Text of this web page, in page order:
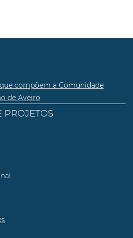
compõem a Comunidade
de Aveiro
PROJETOS